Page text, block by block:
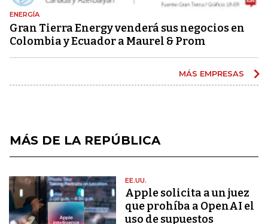
ENERGÍA
Gran Tierra Energy venderá sus negocios en
Colombia y Ecuador a Maurel & Prom
MÁS EMPRESAS
MÁS DE LA REPÚBLICA
EE.UU.
Apple solicita a un juez
que prohíba a OpenAI el
uso de supuestos